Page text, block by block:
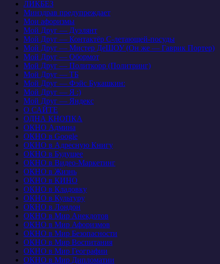
ЛИКБЕЗ
Минздрав предупреждает
Мои афоризмы
Мой Друг — Дуэлянт
Мой Друг — Контактёр С-летающей-посуды
Мой Друг — Мистер ДеШОУ (Он же — Гаврик Портер)
Мой Друг — Обормот
Мой Друг — Политкорр (Политринг)
Мой Друг — ТБ
Мой Друг — Фэйс Букашкин:
Мой Друг — Я :)
Мой Друг — Яндекс
О САЙТЕ
ОДНА КНОПКА
ОКНО Админа
ОКНО в Google
ОКНО в Адресную Книгу
ОКНО в Будущее
ОКНО в Видео-Маркетинг
ОКНО в Жизнь
ОКНО в КИНО
ОКНО в Кладовку
ОКНО в Культуру
ОКНО в Лондон
ОКНО в Мир Анекдотов
ОКНО в Мир Афоризмов
ОКНО в Мир Безопасности
ОКНО в Мир Воспитания
ОКНО в Мир Географии
ОКНО в Мир Дипломатии